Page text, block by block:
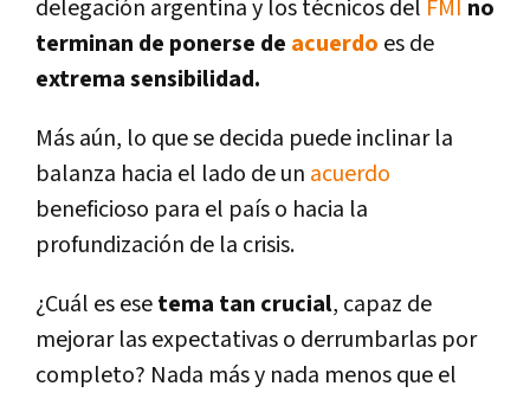
delegación argentina y los técnicos del FMI no
terminan de ponerse de acuerdo es de
extrema sensibilidad.
Más aún, lo que se decida puede inclinar la
balanza hacia el lado de un acuerdo
beneficioso para el paí­s o hacia la
profundización de la crisis.
¿Cuál es esetema tan crucial, capaz de
mejorar las expectativas o derrumbarlas por
completo? Nada más y nada menos que el